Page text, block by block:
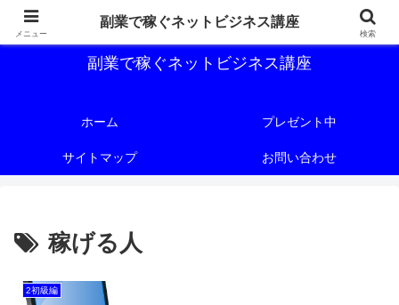
副業で稼ぐためのネットビジネス講座を公開しております。
副業で稼ぐネットビジネス講座
ホーム プレゼント中
サイトマップ お問い合わせ
稼げる人
2初級編
メニュー
副業で稼ぐネットビジネス講座
検索